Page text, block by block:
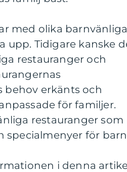
med olika barnvänliga
upp. Tidigare kanske
restauranger och
behov erkänts och
för familjer.
restauranger som
specialmenyer för
i denna